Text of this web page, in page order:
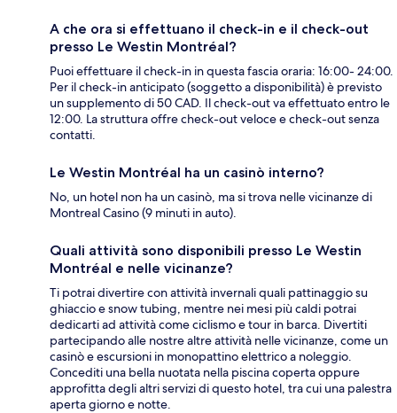
A che ora si effettuano il check-in e il check-out
presso Le Westin Montréal?
Puoi effettuare il check-in in questa fascia oraria: 16:00- 24:00.
Per il check-in anticipato (soggetto a disponibilità) è previsto
un supplemento di 50 CAD. Il check-out va effettuato entro le
12:00. La struttura offre check-out veloce e check-out senza
contatti.
Le Westin Montréal ha un casinò interno?
No, un hotel non ha un casinò, ma si trova nelle vicinanze di
Montreal Casino (9 minuti in auto).
Quali attività sono disponibili presso Le Westin
Montréal e nelle vicinanze?
Ti potrai divertire con attività invernali quali pattinaggio su
ghiaccio e snow tubing, mentre nei mesi più caldi potrai
dedicarti ad attività come ciclismo e tour in barca. Divertiti
partecipando alle nostre altre attività nelle vicinanze, come un
casinò e escursioni in monopattino elettrico a noleggio.
Concediti una bella nuotata nella piscina coperta oppure
approfitta degli altri servizi di questo hotel, tra cui una palestra
aperta giorno e notte.